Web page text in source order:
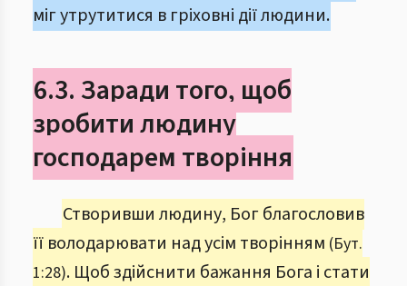
міг утрутитися в гріховні дії людини.
6.3. Заради того, щоб
зробити людину
господарем творіння
Створивши людину, Бог благословив
її володарювати над усім творінням (Бут.
1:28). Щоб здійснити бажання Бога і стати